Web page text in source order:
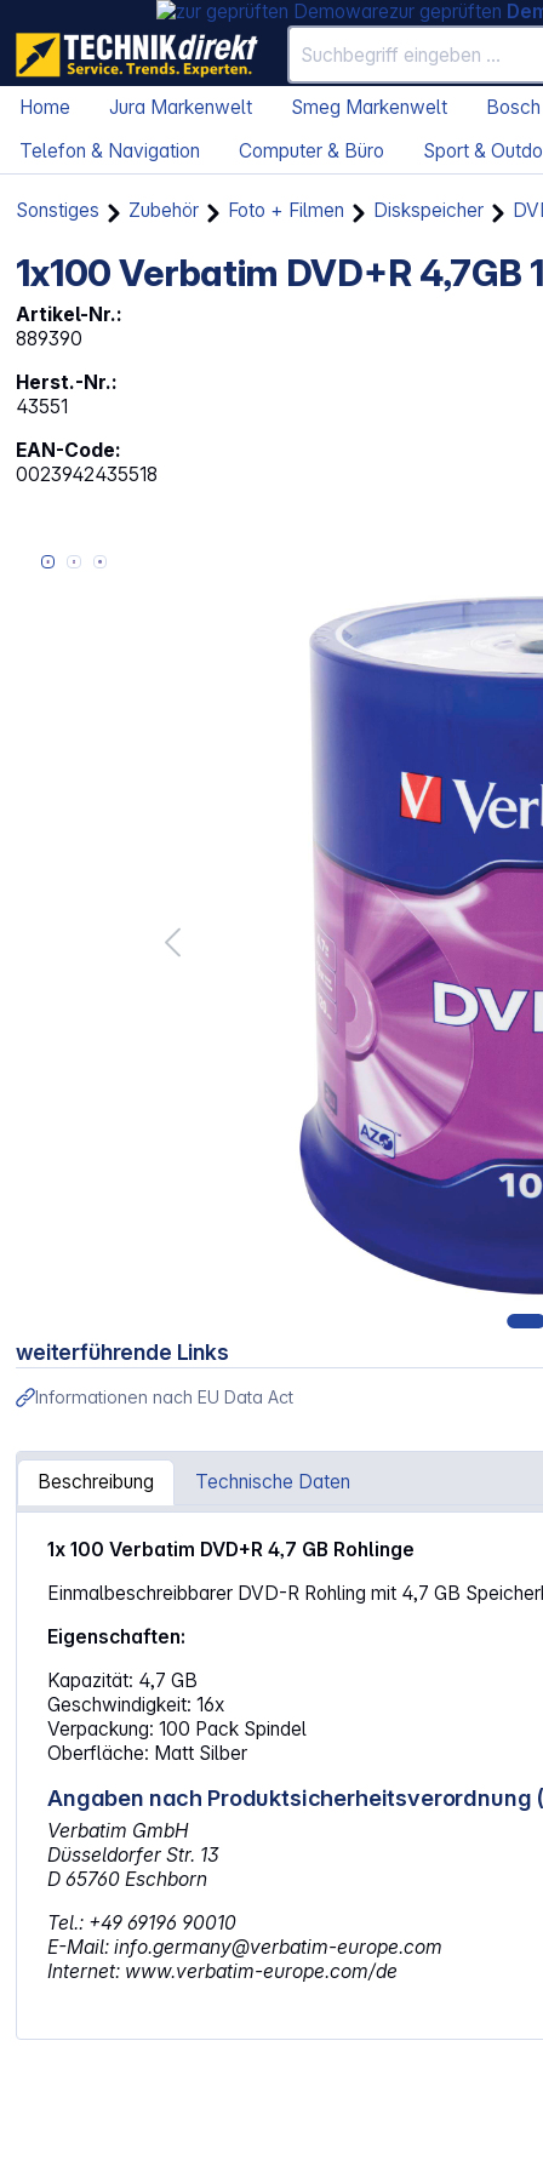
zur geprüften
Home Jura Markenwelt Smeg Markenwelt
Telefon & Navigation
Computer & Büro Sport &
Sonstiges Zubehör Foto + Filmen Diskspeicher
1x100 Verbatim DVD+R 4,7GB
Artikel-Nr.:
889390
Herst.-Nr.:
43551
EAN-Code:
0023942435518
Bildergalerie überspringen
weiterführende Links
Informationen nach EU Data Act
Beschreibung Technische Daten
Artikelinformationen "1x100 Verbatim DVD+R 4,7GB 16x
1x 100 Verbatim DVD+R 4,7 GB Rohlinge
Einmalbeschreibbarer DVD-R Rohling mit 4,7 GB
Eigenschaften:
Kapazität: 4,7 GB
Geschwindigkeit: 16x
Verpackung: 100 Pack Spindel
Oberfläche: Matt Silber
Angaben nach Produktsicherheitsverordnung
Verbatim GmbH
Düsseldorfer Str. 13
D 65760 Eschborn
Tel.: +49 69196 90010
E-Mail: info.germany@verbatim-europe.com
Internet: www.verbatim-europe.com/de